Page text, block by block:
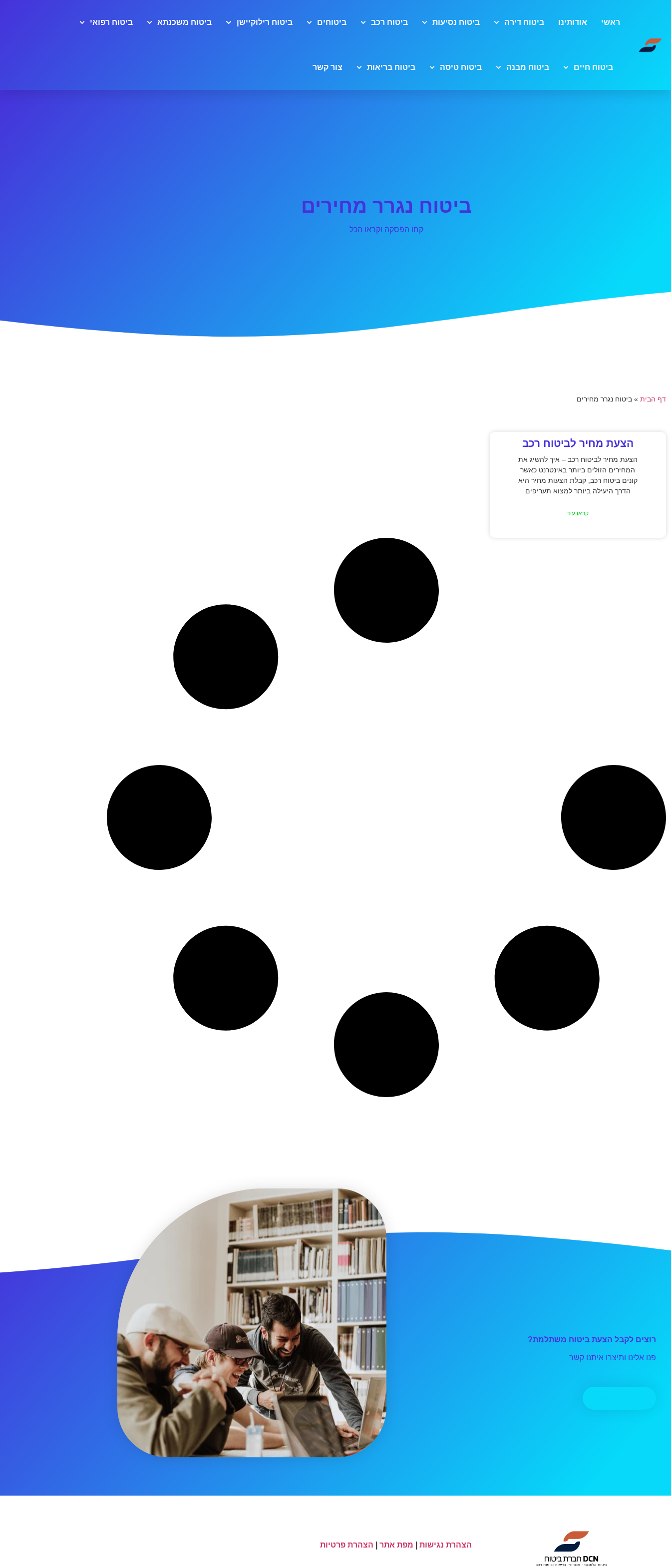
ראשי אודותינו ביטוח דירה ביטוח נסיעות ביטוח רכב ביטוחים ביטוח רילוקיישן ביטוח משכנתא ביטוח רפואי
ביטוח חיים ביטוח מבנה ביטוח טיסה ביטוח בריאות צור קשר
ביטוח נגרר מחירים
קחו הפסקה וקראו הכל
דף הבית » ביטוח נגרר מחירים
הצעת מחיר לביטוח רכב
הצעת מחיר לביטוח רכב – איך להשיג את
המחירים הזולים ביותר באינטרנט כאשר
קונים ביטוח רכב, קבלת הצעות מחיר היא
הדרך היעילה ביותר למצוא תעריפים
קראו עוד
רוצים לקבל הצעת ביטוח משתלמת?
פנו אלינו ותיצרו איתנו קשר
הצהרת נגישות מפת אתר הצהרת פרטיות